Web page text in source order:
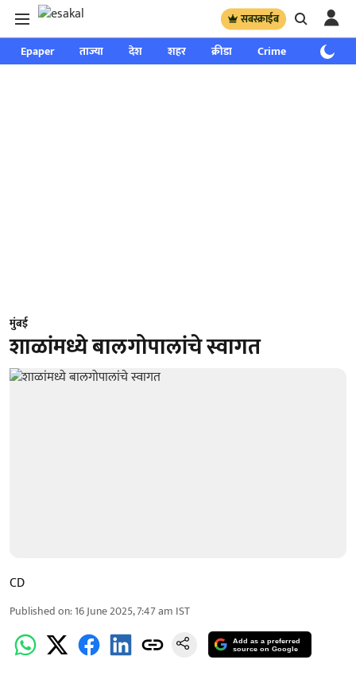
सबस्क्राईब
Epaper ताज्या देश शहर क्रीडा Crime साप्ताहिक
मुंबई
शाळांमध्ये बालगोपालांचे स्वागत
CD
Published on:16 June 2025, 7:47 am IST
Add as a preferred
source on Google